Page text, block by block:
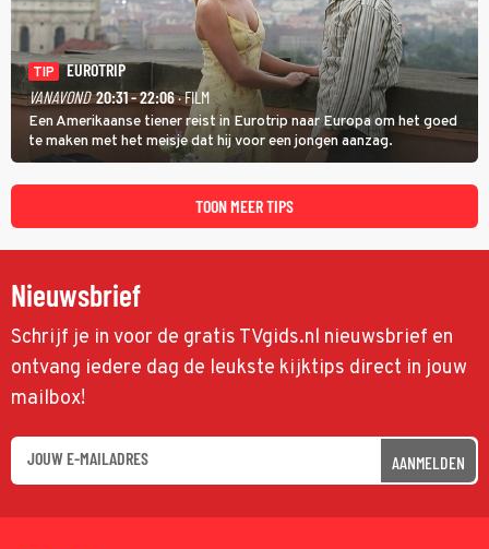
TIP
EUROTRIP
VANAVOND 20:31 - 22:06· FILM
Een Amerikaanse tiener reist in Eurotrip naar Europa om het goed
te maken met het meisje dat hij voor een jongen aanzag.
TOON MEER TIPS
Nieuwsbrief
Schrijf je in voor de gratis TVgids.nl nieuwsbrief en
ontvang iedere dag de leukste kijktips direct in jouw
mailbox!
AANMELDEN